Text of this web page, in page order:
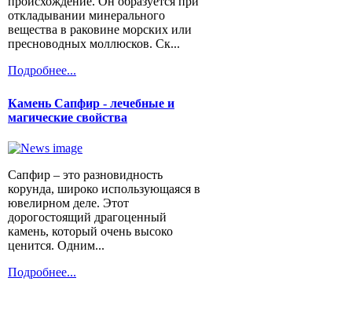
откладывании минерального
вещества в раковине морских или
пресноводных моллюсков. Ск...
Подробнее...
Камень Сапфир - лечебные и
магические свойства
Сапфир – это разновидность
корунда, широко использующаяся в
ювелирном деле. Этот
дорогостоящий драгоценный
камень, который очень высоко
ценится. Одним...
Подробнее...